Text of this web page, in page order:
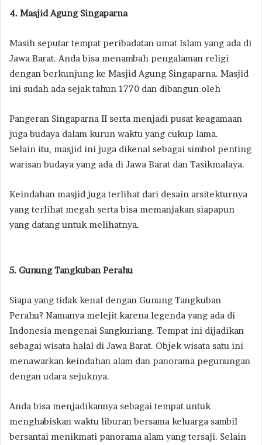
4. Masjid Agung Singaparna
Masih seputar tempat peribadatan umat Islam yang ada di
Jawa Barat. Anda bisa menambah pengalaman religi
dengan berkunjung ke Masjid Agung Singaparna. Masjid
ini sudah ada sejak tahun 1770 dan dibangun oleh
Pangeran Singaparna II serta menjadi pusat keagamaan
juga budaya dalam kurun waktu yang cukup lama.
Selain itu, masjid ini juga dikenal sebagai simbol penting
warisan budaya yang ada di Jawa Barat dan Tasikmalaya.
Keindahan masjid juga terlihat dari desain arsitekturnya
yang terlihat megah serta bisa memanjakan siapapun
yang datang untuk melihatnya.
5. Gunung Tangkuban Perahu
Siapa yang tidak kenal dengan Gunung Tangkuban
Perahu? Namanya melejit karena legenda yang ada di
Indonesia mengenai Sangkuriang. Tempat ini dijadikan
sebagai wisata halal di Jawa Barat. Objek wisata satu ini
menawarkan keindahan alam dan panorama pegunungan
dengan udara sejuknya.
Anda bisa menjadikannya sebagai tempat untuk
menghabiskan waktu liburan bersama keluarga sambil
bersantai menikmati panorama alam yang tersaji. Selain